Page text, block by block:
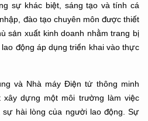
sự khác biệt, sáng tạo và tính cá
đào tạo chuyên môn được thiết
sản xuất kinh doanh nhằm trang bị
động áp dụng triển khai vào thực
và Nhà máy Điện tử thông minh
xây dựng một môi trường làm việc
sự hài lòng của người lao động. Sự